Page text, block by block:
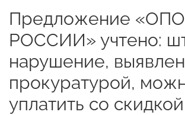
Предложение
РОССИИ» учтено:
нарушение,
прокуратурой,
уплатить со скидкой